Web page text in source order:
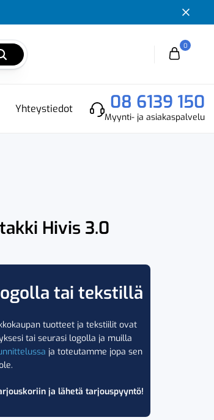
0
Cart
Yhteystiedot 08 6139 150
Myynti- ja asiakaspalvelu
Hivis 3.0
tai tekstillä
tuotteet ja tekstiilit ovat
tai seurasi logolla ja muilla
ja toteutamme jopa sen
ja lähetä tarjouspyyntö!